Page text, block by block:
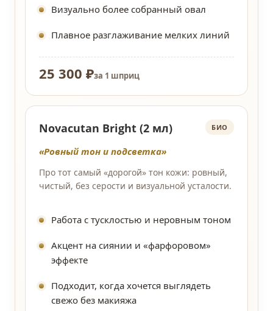
Визуально более собранный овал
Плавное разглаживание мелких линий
25 300 ₽за 1 шприц
Novacutan Bright (2 мл) БИО
«Ровный тон и подсветка»
Про тот самый «дорогой» тон кожи: ровный,
чистый, без серости и визуальной усталости.
Работа с тусклостью и неровным тоном
Акцент на сиянии и «фарфоровом»
эффекте
Подходит, когда хочется выглядеть
свежо без макияжа